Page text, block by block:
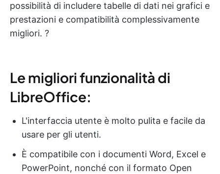
possibilità di includere tabelle di dati nei grafici e
prestazioni e compatibilità complessivamente
migliori. ?
Le migliori funzionalità di
LibreOffice:
L'interfaccia utente è molto pulita e facile da
usare per gli utenti.
È compatibile con i documenti Word, Excel e
PowerPoint, nonché con il formato Open